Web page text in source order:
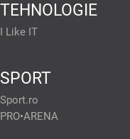
TEHNOLOGIE
I Like IT
SPORT
Sport.ro
PRO•ARENA
dvs., precum
accepta sau
cu politica de
precum si
website-ului sa
in functie de
de socializare si
22 din GDPR in
și/